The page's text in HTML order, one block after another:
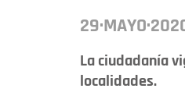
La ciudadanía
localidades.